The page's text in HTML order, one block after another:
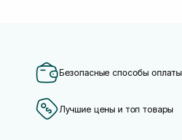
Безопасные способы оплаты
Лучшие цены и топ товары